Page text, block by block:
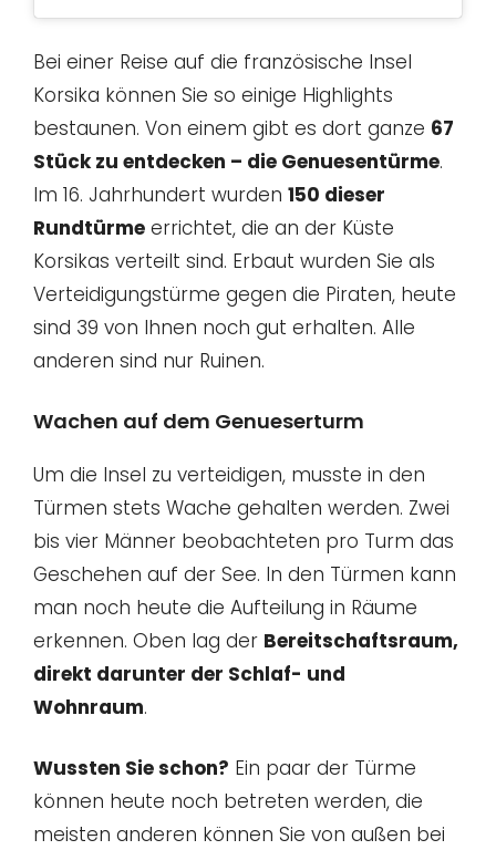
Bei einer Reise auf die französische Insel
Korsika können Sie so einige Highlights
bestaunen. Von einem gibt es dort ganze 67
Stück zu entdecken – die Genuesentürme.
Im 16. Jahrhundert wurden 150 dieser
Rundtürme errichtet, die an der Küste
Korsikas verteilt sind. Erbaut wurden Sie als
Verteidigungstürme gegen die Piraten, heute
sind 39 von Ihnen noch gut erhalten. Alle
anderen sind nur Ruinen.
Wachen auf dem Genueserturm
Um die Insel zu verteidigen, musste in den
Türmen stets Wache gehalten werden. Zwei
bis vier Männer beobachteten pro Turm das
Geschehen auf der See. In den Türmen kann
man noch heute die Aufteilung in Räume
erkennen. Oben lag der Bereitschaftsraum,
direkt darunter der Schlaf- und
Wohnraum.
Wussten Sie schon? Ein paar der Türme
können heute noch betreten werden, die
meisten anderen können Sie von außen bei